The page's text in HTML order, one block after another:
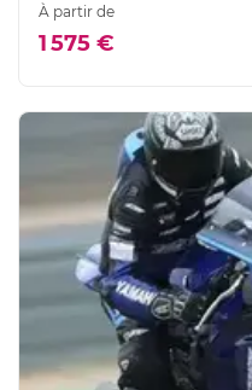
À partir de
1 575 €